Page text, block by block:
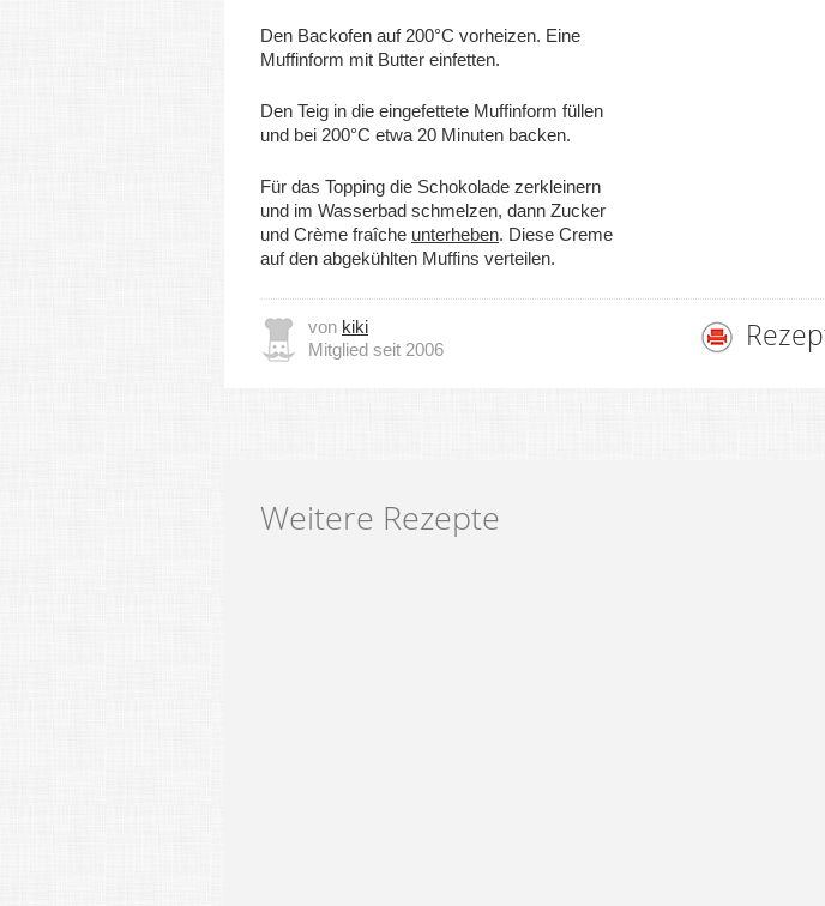
Den Backofen auf 200°C vorheizen. Eine
Muffinform mit Butter einfetten.
Den Teig in die eingefettete Muffinform füllen
und bei 200°C etwa 20 Minuten backen.
Für das Topping die Schokolade zerkleinern
und im Wasserbad schmelzen, dann Zucker
und Crème fraîche unterheben. Diese Creme
auf den abgekühlten Muffins verteilen.
von kiki
Mitglied seit 2006
Weitere Rezepte